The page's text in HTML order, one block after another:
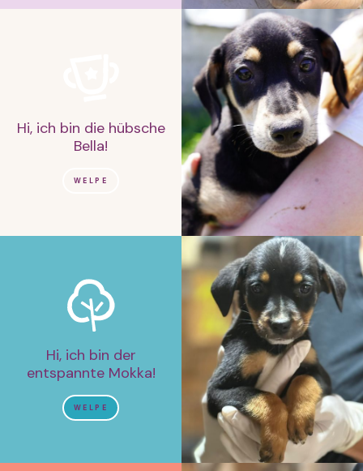
Hi, ich bin die hübsche
Bella!
WELPE
Hi, ich bin der
entspannte Mokka!
WELPE